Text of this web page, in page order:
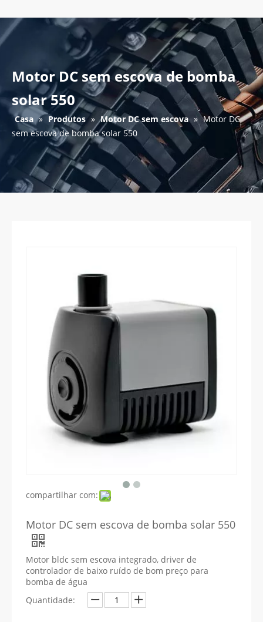
Motor DC sem escova de bomba
solar 550
Casa » Produtos » Motor DC sem escova » Motor DC
sem escova de bomba solar 550
compartilhar com:
Motor DC sem escova de bomba solar 550
Motor bldc sem escova integrado, driver de
controlador de baixo ruído de bom preço para
bomba de água
Quantidade: